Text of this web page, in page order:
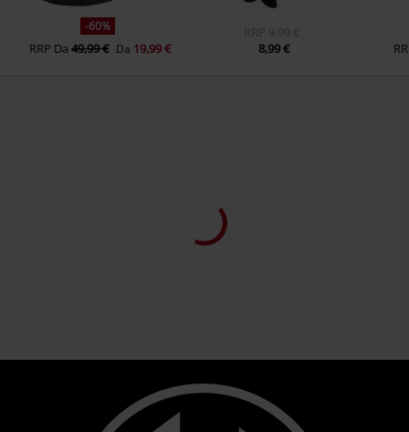
-60%
RRP Da49,99 € Da 19,99 €
RRP 9,99 €
8,99 €